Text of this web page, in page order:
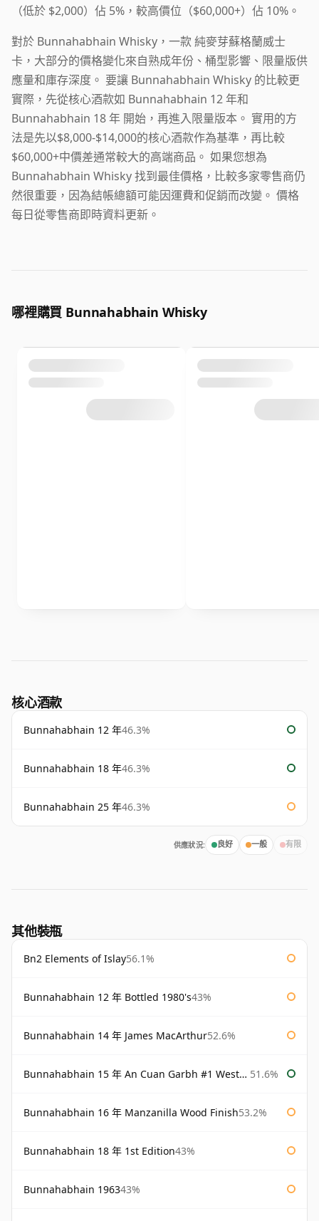
（低於 $2,000）佔 5%，較高價位（$60,000+）佔 10%。
對於 Bunnahabhain Whisky，一款 純麥芽蘇格蘭威士
卡，大部分的價格變化來自熟成年份、桶型影響、限量版供
應量和庫存深度。 要讓 Bunnahabhain Whisky 的比較更
實際，先從核心酒款如 Bunnahabhain 12 年和
Bunnahabhain 18 年 開始，再進入限量版本。 實用的方
法是先以$8,000-$14,000的核心酒款作為基準，再比較
$60,000+中價差通常較大的高端商品。 如果您想為
Bunnahabhain Whisky 找到最佳價格，比較多家零售商仍
然很重要，因為結帳總額可能因運費和促銷而改變。 價格
每日從零售商即時資料更新。
哪裡購買 Bunnahabhain Whisky
核心酒款
Bunnahabhain 12 年46.3%
Bunnahabhain 18 年46.3%
Bunnahabhain 25 年46.3%
供應狀況: 良好 一般 有限
其他裝瓶
Bn2 Elements of Islay56.1%
Bunnahabhain 12 年 Bottled 1980's43%
Bunnahabhain 14 年 James MacArthur52.6%
Bunnahabhain 15 年 An Cuan Garbh #1 Westering Home Collection 51.6%
Bunnahabhain 16 年 Manzanilla Wood Finish53.2%
Bunnahabhain 18 年 1st Edition43%
Bunnahabhain 196343%